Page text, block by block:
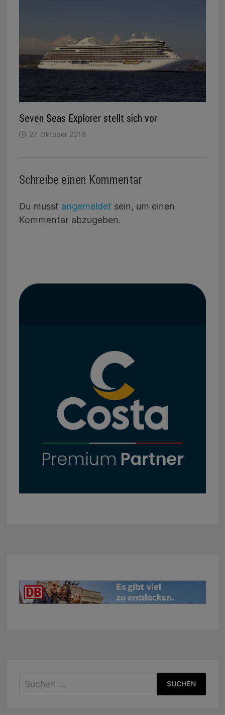
Seven Seas Explorer stellt sich vor
27. Oktober 2016
Schreibe einen Kommentar
Du musst angemeldet sein, um einen
Kommentar abzugeben.
Suchen